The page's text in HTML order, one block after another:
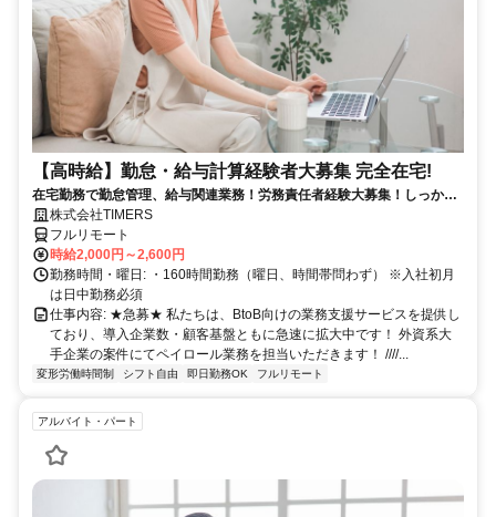
【高時給】勤怠・給与計算経験者大募集 完全在宅!
在宅勤務で勤怠管理、給与関連業務！労務責任者経験大募集！しっかり
稼ぎたい方、注目！
株式会社TIMERS
フルリモート
時給2,000円～2,600円
勤務時間・曜日: ・160時間勤務（曜日、時間帯問わず） ※入社初月
は日中勤務必須
仕事内容: ★急募★ 私たちは、BtoB向けの業務支援サービスを提供し
ており、導入企業数・顧客基盤ともに急速に拡大中です！ 外資系大
手企業の案件にてペイロール業務を担当いただきます！ ////...
変形労働時間制 シフト自由 即日勤務OK フルリモート
アルバイト・パート